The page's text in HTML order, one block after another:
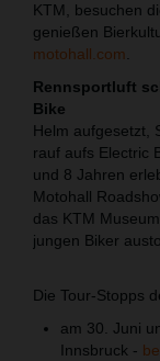
KTM, besuchen
genießen
motohall.com.
Rennsportluft
Bike
Helm aufgesetzt,
rauf aufs Electric
und 8 Jahren
Motohall
das KTM
jungen Biker
Die Tour-Stopps
am 30. Juni
Innsbruck -